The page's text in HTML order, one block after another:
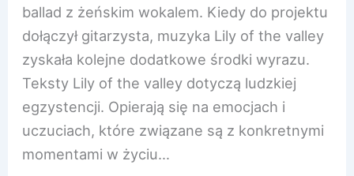
ballad z żeńskim wokalem. Kiedy do projektu
dołączył gitarzysta, muzyka Lily of the valley
zyskała kolejne dodatkowe środki wyrazu.
Teksty Lily of the valley dotyczą ludzkiej
egzystencji. Opierają się na emocjach i
uczuciach, które związane są z konkretnymi
momentami w życiu…